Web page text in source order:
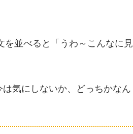
を並べると「うわ～こんなに見
気にしないか、どっちかなん